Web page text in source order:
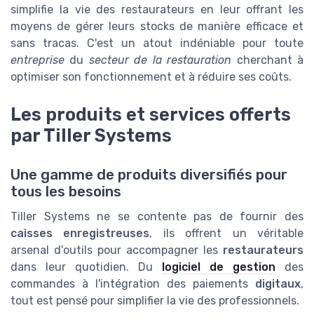
simplifie la vie des restaurateurs en leur offrant les
moyens de gérer leurs stocks de manière efficace et
sans tracas. C'est un atout indéniable pour toute
entreprise du secteur de la restauration cherchant à
optimiser son fonctionnement et à réduire ses coûts.
Les produits et services offerts
par Tiller Systems
Une gamme de produits diversifiés pour
tous les besoins
Tiller Systems ne se contente pas de fournir des
caisses enregistreuses, ils offrent un véritable
arsenal d'outils pour accompagner les restaurateurs
dans leur quotidien. Du
logiciel de gestion des
commandes à l'intégration des paiements digitaux,
tout est pensé pour simplifier la vie des professionnels.